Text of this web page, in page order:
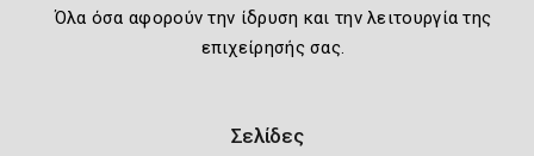
Όλα όσα αφορούν την ίδρυση και την λειτουργία της
επιχείρησής σας.
Σελίδες